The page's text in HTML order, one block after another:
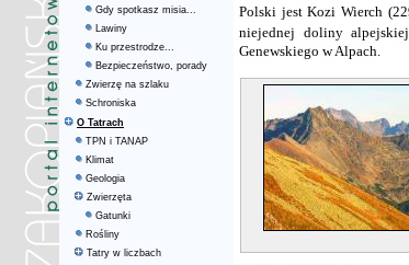
Gdy spotkasz misia...
Lawiny
Ku przestrodze...
Bezpieczeństwo, porady
Zwierzę na szlaku
Schroniska
O Tatrach
TPN i TANAP
Klimat
Geologia
Zwierzęta
Gatunki
Rośliny
Tatry w liczbach
Polski jest Kozi Wierch
niejednej doliny
Genewskiego w Alpach.